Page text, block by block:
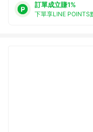
訂單成立賺1%
下單享LINE POINTS